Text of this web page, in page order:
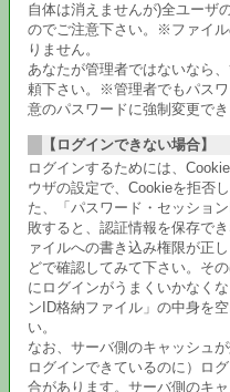
自体は消えませんが)全ユーザ
のでご注意下さい。※ファイ
りません。
あなたが管理者ではないなら
頼下さい。※管理者でもパス
意のパスワードに強制変更でき
【ログインできない場合】
ログインするためには、
ウザの設定で、Cookieを拒否
た、「パスワード・セッショ
敗すると、認証情報を保存で
ァイルへの書き込み権限が正
どで確認してみて下さい。そ
にログインがうまくいかなく
ンID格納ファイル」の中身を
い。
なお、サーバ側のキャッシュ
ログインできているのに）ロ
合があります。サーバ側のキ